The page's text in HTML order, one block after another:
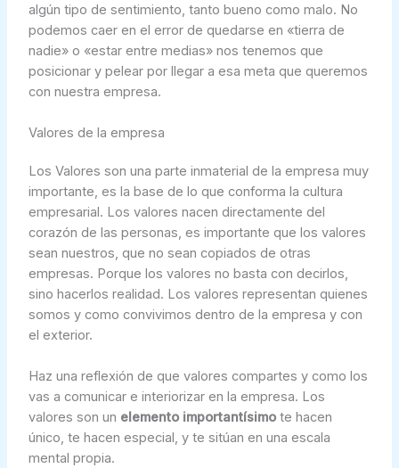
algún tipo de sentimiento, tanto bueno como malo. No
podemos caer en el error de quedarse en «tierra de
nadie» o «estar entre medias» nos tenemos que
posicionar y pelear por llegar a esa meta que queremos
con nuestra empresa.
Valores de la empresa
Los Valores son una parte inmaterial de la empresa muy
importante, es la base de lo que conforma la cultura
empresarial. Los valores nacen directamente del
corazón de las personas, es importante que los valores
sean nuestros, que no sean copiados de otras
empresas. Porque los valores no basta con decirlos,
sino hacerlos realidad. Los valores representan quienes
somos y como convivimos dentro de la empresa y con
el exterior.
Haz una reflexión de que valores compartes y como los
vas a comunicar e interiorizar en la empresa. Los
valores son un elemento importantísimote hacen
único, te hacen especial, y te sitúan en una escala
mental propia.